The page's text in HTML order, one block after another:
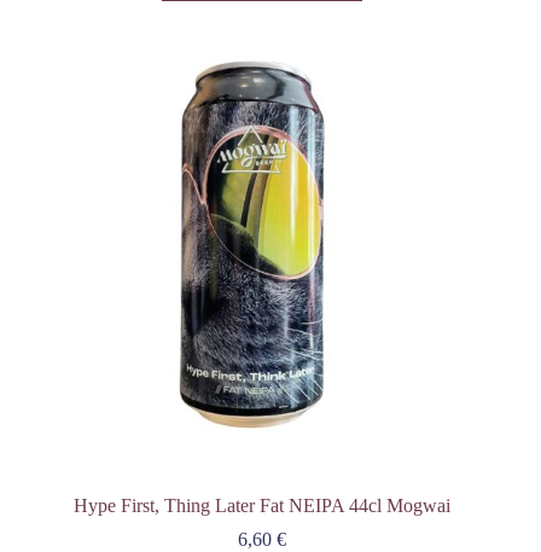
Hype First, Thing Later Fat NEIPA 44cl Mogwai
6,60€